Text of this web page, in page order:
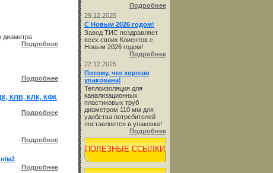
диаметра
Подробнее
Подробнее
КЛВ, КЛК, КФК
Подробнее
Подробнее
м2
Подробнее
Подробнее
29.12.2025
С Новым 2026 годом!
Завод ТИС поздравляет
всех своих Клиентов с
Новым 2026 годом!
Подробнее
22.12.2025
Потому, что хорошо
упакована!
Теплоизоляция для
канализационных
пластиковых труб
диаметром 110 мм для
удобства потребителей
поставляется в упаковке!
Подробнее
ПОЛЕЗНЫЕ ССЫЛКИ